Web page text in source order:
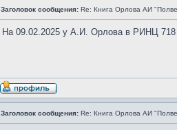
Заголовок сообщения: Re: Книга Орлова АИ
На 09.02.2025 у А.И. Орлова в РИНЦ 718
Заголовок сообщения: Re: Книга Орлова АИ